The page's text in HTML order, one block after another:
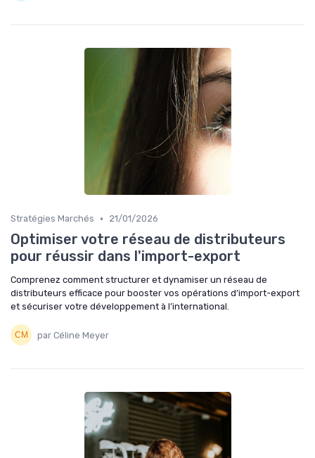
Stratégies Marchés • 21/01/2026
Optimiser votre réseau de distributeurs
pour réussir dans l'import-export
Comprenez comment structurer et dynamiser un réseau de
distributeurs efficace pour booster vos opérations d’import-export
et sécuriser votre développement à l’international.
par Céline Meyer